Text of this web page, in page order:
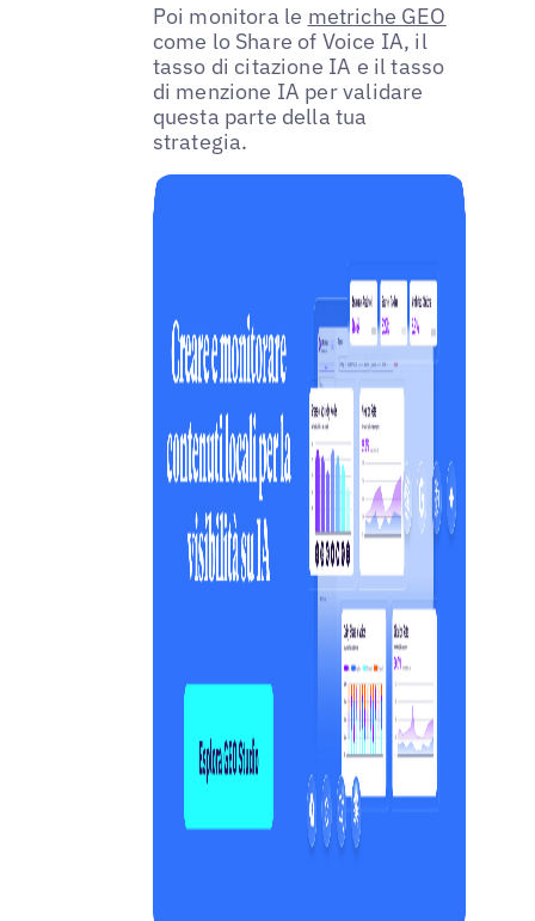
Poi monitora le metriche GEO
come lo Share of Voice IA, il
tasso di citazione IA e il tasso
di menzione IA per validare
questa parte della tua
strategia.